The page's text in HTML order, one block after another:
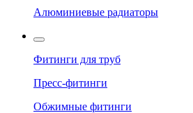
Алюминиевые радиаторы
Фитинги для труб
Пресс-фитинги
Обжимные фитинги